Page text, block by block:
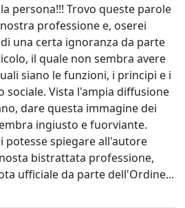
persona!!! Trovo queste parole
professione e, oserei
una certa ignoranza da parte
il quale non sembra avere
siano le funzioni, i principi e i
sociale. Vista l'ampia diffusione
dare questa immagine dei
ingiusto e fuorviante.
potesse spiegare all'autore
bistrattata professione,
ufficiale da parte dell'Ordine...